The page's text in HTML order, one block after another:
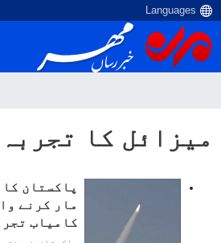
میزائل کا تجربہ
پاکستان
مار کرنے
کامیاب